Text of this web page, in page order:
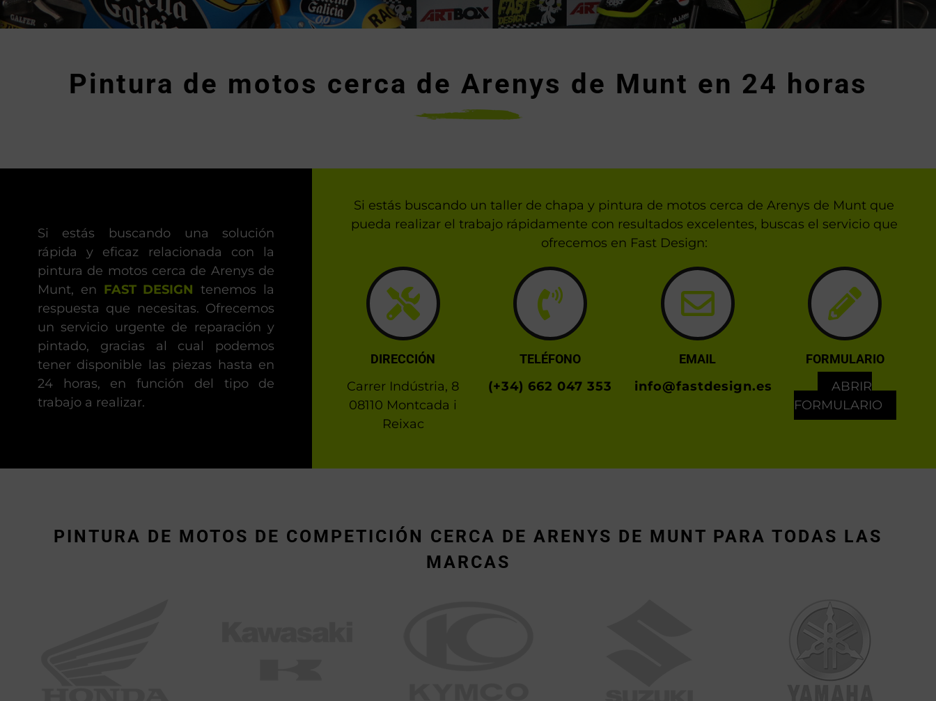
Pintura de motos cerca de Arenys de Munt en 24 horas
Si estás buscando una solución
rápida y eficaz relacionada con la
pintura de motos cerca de Arenys de
Munt, en FAST DESIGN tenemos la
respuesta que necesitas. Ofrecemos
un servicio urgente de reparación y
pintado, gracias al cual podemos
tener disponible las piezas hasta en
24 horas, en función del tipo de
trabajo a realizar.
Si estás buscando un taller de chapa y pintura de motos cerca de Arenys de Munt que
pueda realizar el trabajo rápidamente con resultados excelentes, buscas el servicio que
ofrecemos en Fast Design:
DIRECCIÓN
Carrer Indústria, 8
08110 Montcada i
Reixac
TELÉFONO
(+34) 662 047 353
EMAIL
info@fastdesign.es
FORMULARIO
ABRIR
FORMULARIO
PINTURA DE MOTOS DE COMPETICIÓN CERCA DE ARENYS DE MUNT PARA TODAS LAS
MARCAS